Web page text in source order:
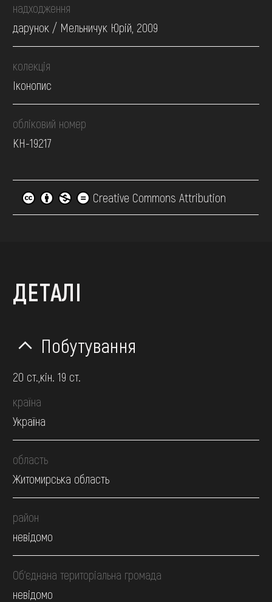
надходження
дарунок / Мельничук Юрій, 2009
колекція
Іконопис
обліковий номер
КН-19217
Creative Commons Attribution
ДЕТАЛІ
Побутування
20 ст.,кін. 19 ст.
країна
Україна
область
Житомирська область
район
невідомо
Об’єднана територіальна громада
невідомо